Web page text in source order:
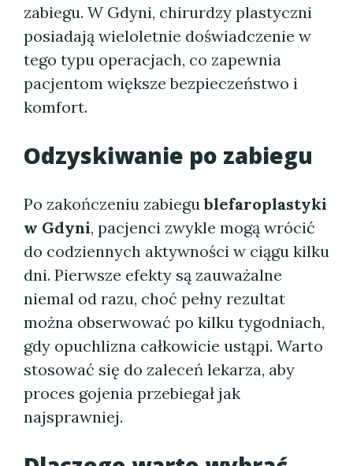
zabiegu. W Gdyni, chirurdzy plastyczni
posiadają wieloletnie doświadczenie w
tego typu operacjach, co zapewnia
pacjentom większe bezpieczeństwo i
komfort.
Odzyskiwanie po zabiegu
Po zakończeniu zabiegublefaroplastyki
w Gdyni, pacjenci zwykle mogą wrócić
do codziennych aktywności w ciągu kilku
dni. Pierwsze efekty są zauważalne
niemal od razu, choć pełny rezultat
można obserwować po kilku tygodniach,
gdy opuchlizna całkowicie ustąpi. Warto
stosować się do zaleceń lekarza, aby
proces gojenia przebiegał jak
najsprawniej.